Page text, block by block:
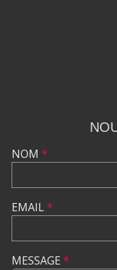
NOM *
EMAIL*
MESSAGE *